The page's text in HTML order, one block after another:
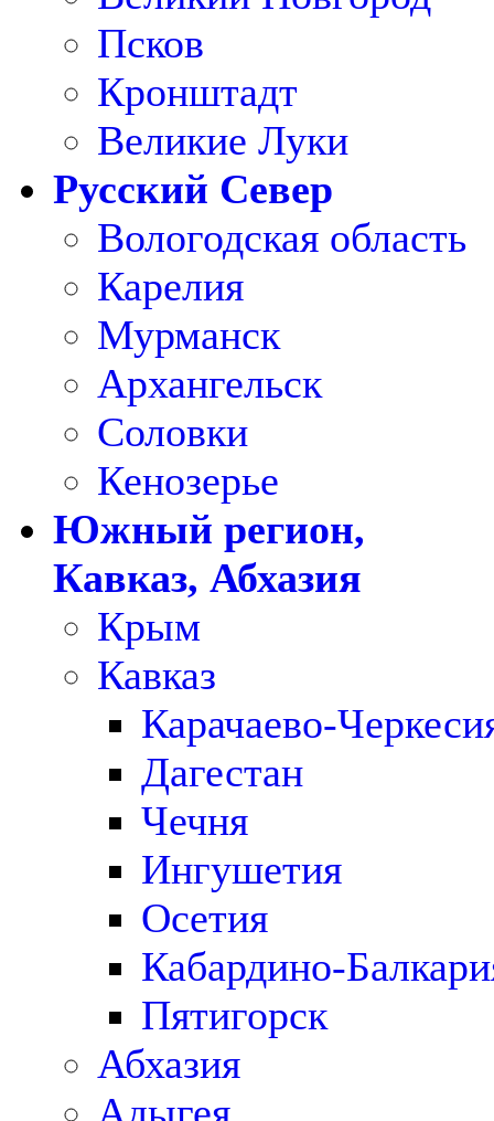
Псков
Кронштадт
Великие Луки
Русский Север
Вологодская область
Карелия
Мурманск
Архангельск
Соловки
Кенозерье
Южный регион,
Кавказ, Абхазия
Крым
Кавказ
Карачаево-
Дагестан
Чечня
Ингушетия
Осетия
Кабардино-
Пятигорск
Абхазия